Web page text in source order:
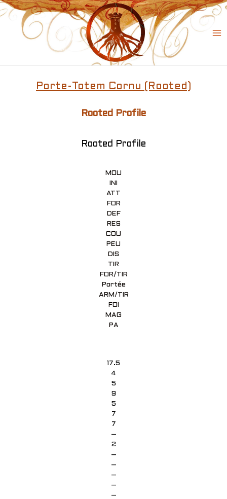
Skip
to
content
Porte-Totem Cornu (Rooted)
Rooted Profile
Rooted Profile
MOU
INI
ATT
FOR
DEF
RES
COU
PEU
DIS
TIR
FOR/TIR
Portée
ARM/TIR
FOI
MAG
PA
17.5
4
5
9
5
7
7
–
2
–
–
–
–
–